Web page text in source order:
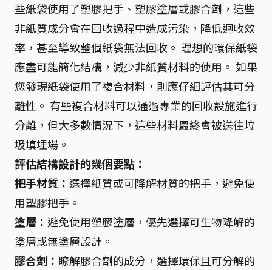
些紙袋使用了塑膠把手、塑膠塗層或膠合劑，這些
非紙質成分會在回收過程中造成污染，降低迴收效
率，甚至導致整個紙袋無法回收。 理想的環保紙袋
應盡可能簡化結構，減少非紙質材料的使用。 如果
您發現紙袋使用了複合材料，則應仔細評估其可分
離性。 有些複合材料可以通過專業的回收設施進行
分離，但大多數情況下，這些材料最終會被送往垃
圾填埋場。
評估結構設計的幾個要點：
把手材質： 選擇紙質或可降解材質的把手，避免使
用塑膠把手。
塗層： 避免使用塑膠塗層，優先選擇可生物降解的
塗層或無塗層設計。
膠合劑： 瞭解膠合劑的成分，選擇環保且可分解的